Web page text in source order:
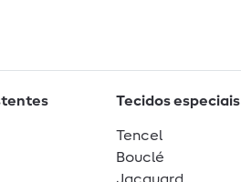
Tecidos especiais
Tencel
Bouclé